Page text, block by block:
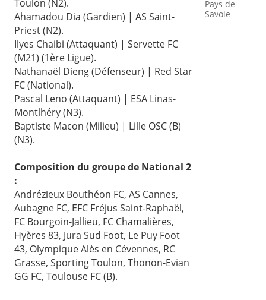
Toulon (N2).
Ahamadou Dia (Gardien) | AS Saint-
Priest (N2).
Ilyes Chaibi (Attaquant) | Servette FC
(M21) (1ère Ligue).
Nathanaël Dieng (Défenseur) | Red Star
FC (National).
Pascal Leno (Attaquant) | ESA Linas-
Montlhéry (N3).
Baptiste Macon (Milieu) | Lille OSC (B)
(N3).
Composition du groupe de National 2
:
Andrézieux Bouthéon FC, AS Cannes,
Aubagne FC, EFC Fréjus Saint-Raphaël,
FC Bourgoin-Jallieu, FC Chamalières,
Hyères 83, Jura Sud Foot, Le Puy Foot
43, Olympique Alès en Cévennes, RC
Grasse, Sporting Toulon, Thonon-Evian
GG FC, Toulouse FC (B).
Pays de
Savoie